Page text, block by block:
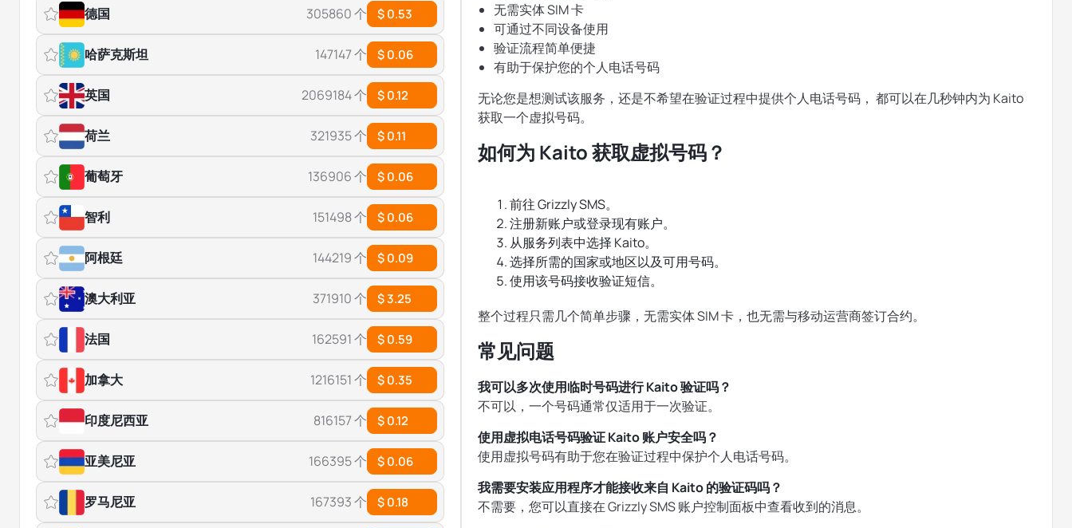
德国 305860 个 $ 0.53
哈萨克斯坦 147147 个 $ 0.06
英国 2069184 个 $ 0.12
荷兰 321935 个 $ 0.11
葡萄牙 136906 个 $ 0.06
智利 151498 个 $ 0.06
阿根廷 144219 个 $ 0.09
澳大利亚 371910 个 $ 3.25
法国 162591 个 $ 0.59
加拿大 1216151 个 $ 0.35
印度尼西亚 816157 个 $ 0.12
亚美尼亚 166395 个 $ 0.06
罗马尼亚 167393 个 $ 0.18
无需实体 SIM 卡
可通过不同设备使用
验证流程简单便捷
有助于保护您的个人电话号码
无论您是想测试该服务，还是不希望在验证过程中提供个人电话号码， 都可以在几秒钟内为 Kaito
获取一个虚拟号码。
如何为 Kaito 获取虚拟号码？
前往 Grizzly SMS。
注册新账户或登录现有账户。
从服务列表中选择 Kaito。
选择所需的国家或地区以及可用号码。
使用该号码接收验证短信。
整个过程只需几个简单步骤，无需实体 SIM 卡，也无需与移动运营商签订合约。
常见问题
我可以多次使用临时号码进行 Kaito 验证吗？
不可以，一个号码通常仅适用于一次验证。
使用虚拟电话号码验证 Kaito 账户安全吗？
使用虚拟号码有助于您在验证过程中保护个人电话号码。
我需要安装应用程序才能接收来自 Kaito 的验证码吗？
不需要，您可以直接在 Grizzly SMS 账户控制面板中查看收到的消息。